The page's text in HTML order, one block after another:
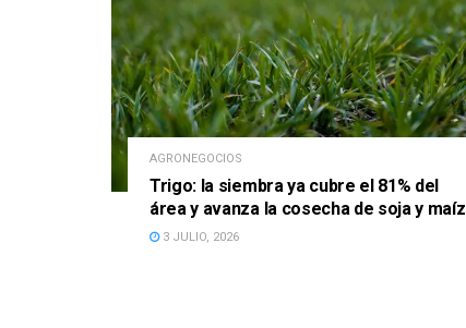
AGRONEGOCIOS
Trigo: la siembra ya cubre el 81% del
área y avanza la cosecha de soja y maíz
3 JULIO, 2026